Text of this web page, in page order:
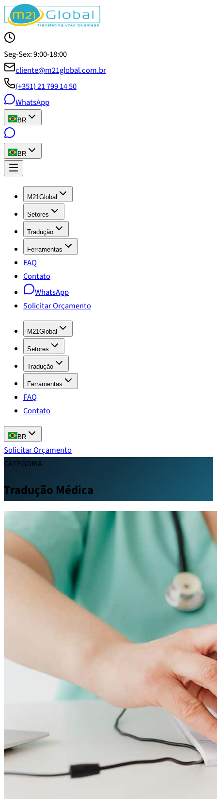
Seg-Sex: 9:00-18:00
cliente@m21global.com.br
(+351) 21 799 14 50
WhatsApp
BR
BR
M21Global
Setores
Tradução
Ferramentas
FAQ
Contato
WhatsApp
Solicitar Orçamento
M21Global
Setores
Tradução
Ferramentas
FAQ
Contato
BR
Solicitar Orçamento
CATEGORIA
Tradução Médica